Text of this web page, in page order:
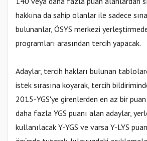
hakkına da sahip olanlar ile sadece
bulunanlar, ÖSYS merkezi
programları arasından tercih yapacak.
Adaylar, tercih hakları bulunan
istek sırasına koyarak, tercih
2015-YGS'ye girenlerden en az bir
daha fazla YGS puanı alan adaylar,
kullanılacak Y-YGS ve varsa Y-LYS